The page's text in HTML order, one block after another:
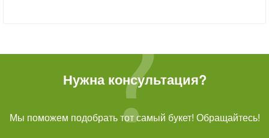
Нужна консультация?
Мы поможем подобрать тот самый букет! Обращайтесь!